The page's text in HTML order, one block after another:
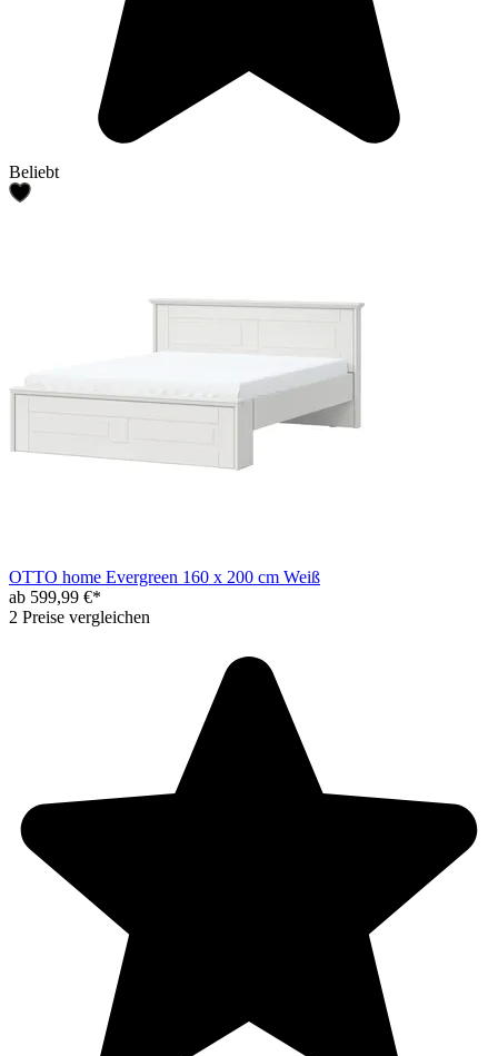
Beliebt
OTTO home Evergreen 160 x 200 cm Weiß
ab 599,99 €*
2 Preise vergleichen